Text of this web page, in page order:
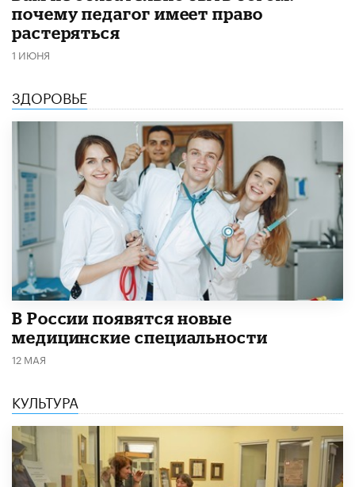
почему педагог имеет право
растеряться
1 ИЮНЯ
ЗДОРОВЬЕ
В России появятся новые
медицинские специальности
12 МАЯ
КУЛЬТУРА